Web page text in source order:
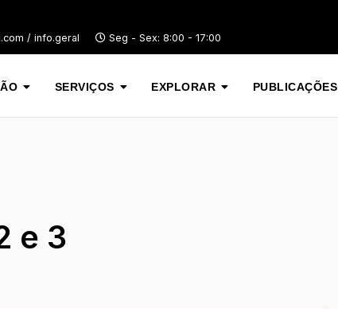
/ info.geral Seg - Sex: 8:00 - 17:00
SERVIÇOS EXPLORAR PUBLICAÇÕES
e 3